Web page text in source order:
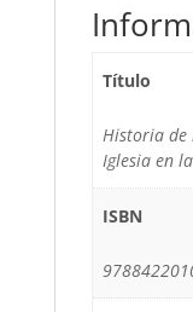
Título
Historia de
Iglesia en
ISBN